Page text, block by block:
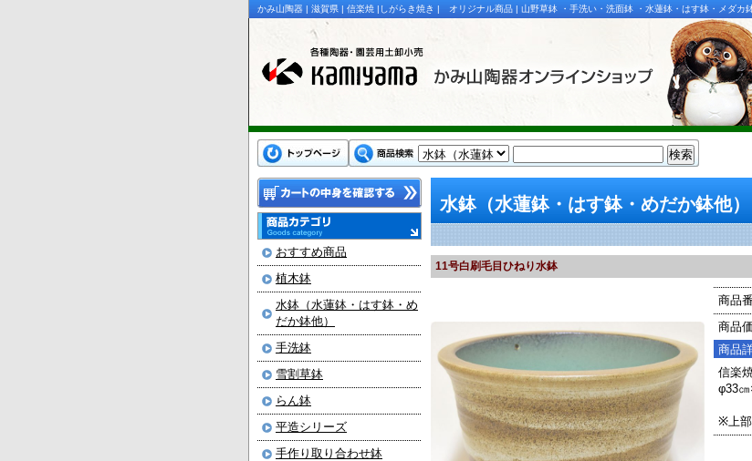
かみ山陶器 | 滋賀県 | 信楽焼 |しがらき焼き | オリジナル商品 | 山野草鉢 ・手洗い・洗面鉢 ・水蓮鉢・はす鉢・メダカ
おすすめ商品
植木鉢
水鉢（水蓮鉢・はす鉢・め
だか鉢他）
手洗鉢
雪割草鉢
らん鉢
平造シリーズ
手作り取り合わせ鉢
水鉢（水蓮鉢・はす鉢・めだか鉢他）
11号白刷毛目ひねり水鉢
商品
商品
商品
信楽
φ33
※上部